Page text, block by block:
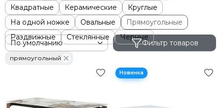
Барные столы
Консоли
Подстолья и столешницы
Квадратные
Керамические
Круглые
На одной ножке
Овальные
Прямоугольные
Раздвижные
Стеклянные Черные
Фильтр товаров
прямоугольный